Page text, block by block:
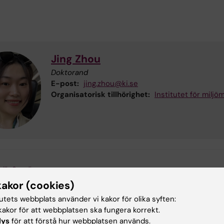
Jing Zhou
Doktorand
E-post: jing.zhou@ki.se
Organisatorisk tillhörighet: Institutet för
Sagrelius
(cookies)
webbplats använder vi kakor för olika syften:
för att webbplatsen ska fungera korrekt.
för att förstå hur webbplatsen används.